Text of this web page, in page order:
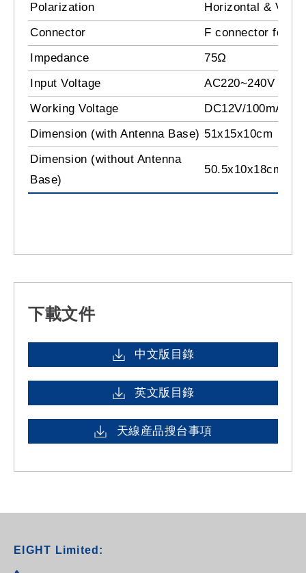
Polarization
Horizontal &
Connector
F connector
Impedance
75Ω
Input Voltage
AC220~240V
Working Voltage
DC12V/100mA
Dimension (with Antenna Base) 51x15x10cm
Dimension (without Antenna
Base)
50.5x10x18cm
下載文件
中文版目錄
英文版目錄
天線産品搜台事項
EIGHT Limited: